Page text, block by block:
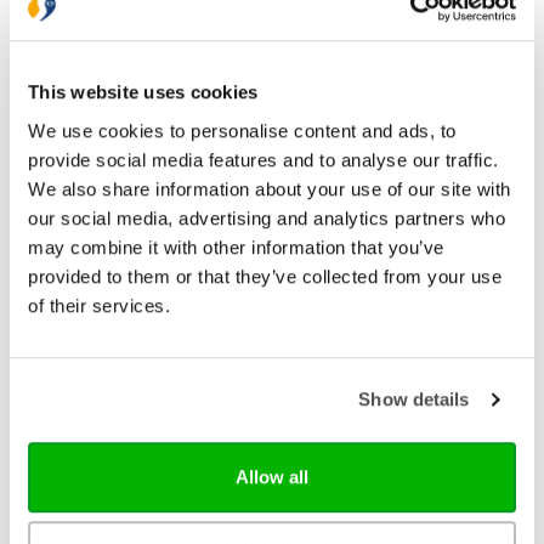
This website uses cookies
We use cookies to personalise content and ads, to
provide social media features and to analyse our traffic.
We also share information about your use of our site with
our social media, advertising and analytics partners who
may combine it with other information that you’ve
provided to them or that they’ve collected from your use
of their services.
Show details
Allow all
Gratis retourneren
Bekijk ook eens